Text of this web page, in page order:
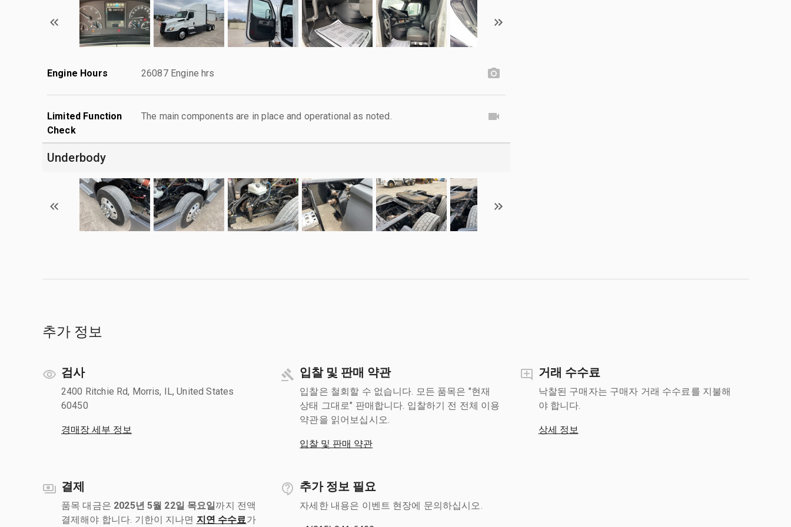
Engine Hours 26087 Engine hrs
Limited Function
Check
The main components are in place and operational as noted.
Underbody
추가 정보
검사
2400 Ritchie Rd, Morris, IL, United States
60450
경매장 세부 정보
입찰 및 판매 약관
입찰은 철회할 수 없습니다. 모든 품목은 "현재
상태 그대로" 판매합니다. 입찰하기 전 전체 이용
약관을 읽어보십시오.
입찰 및 판매 약관
거래 수수료
낙찰된 구매자는 구매자 거래 수수료를 지불해
야 합니다.
상세 정보
결제
품목 대금은 2025년 5월 22일 목요일까지 전액
결제해야 합니다. 기한이 지나면 지연 수수료 가
추가 정보 필요
자세한 내용은 이벤트 현장에 문의하십시오.